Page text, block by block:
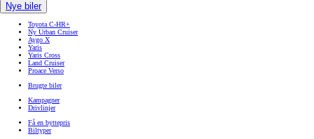
Nye biler
Toyota C-HR+
Ny Urban Cruiser
Aygo X
Yaris
Yaris Cross
Land Cruiser
Proace Verso
Brugte biler
Kampagner
Drivlinjer
Få en byttepris
Biltyper